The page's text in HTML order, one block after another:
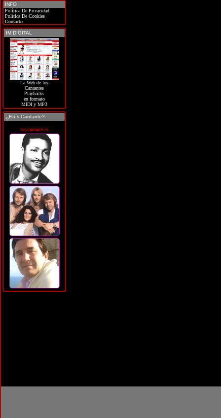
INFO
Política De Privacidad
Política De Cookies
Contacto
IM DIGITAL
La Web de los
Cantantes
Playbacks
en formato
MIDI y MP3
¿Eres Cantante?
soycantante.es